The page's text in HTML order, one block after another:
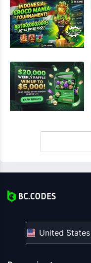
United States